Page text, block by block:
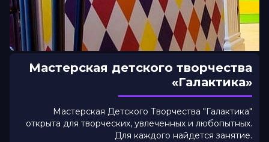
Мастерская детского творчества
«Галактика»
Мастерская Детского Творчества "Галактика"
открыта для творческих, увлеченных и любопытных.
Для каждого найдется занятие.